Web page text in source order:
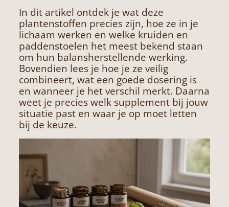
In dit artikel ontdek je wat deze
plantenstoffen precies zijn, hoe ze in je
lichaam werken en welke kruiden en
paddenstoelen het meest bekend staan
om hun balansherstellende werking.
Bovendien lees je hoe je ze veilig
combineert, wat een goede dosering is
en wanneer je het verschil merkt. Daarna
weet je precies welk supplement bij jouw
situatie past en waar je op moet letten
bij de keuze.